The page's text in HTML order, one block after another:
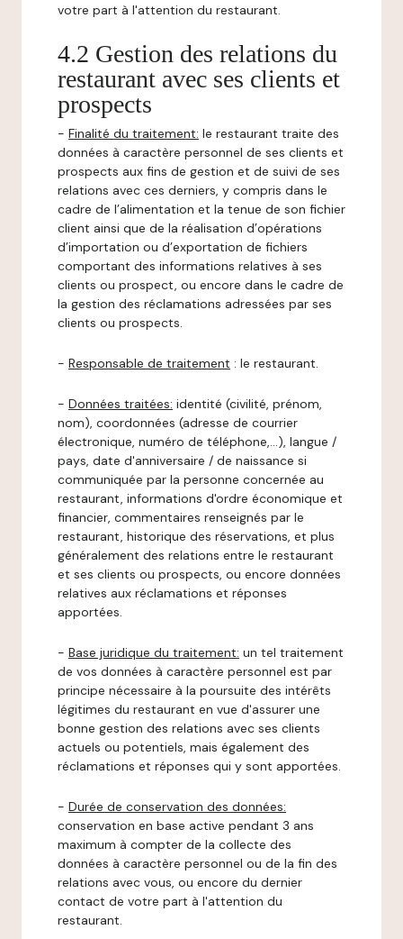
votre part à l'attention du restaurant.
4.2 Gestion des relations du
restaurant avec ses clients et
prospects
- Finalité du traitement: le restaurant traite des
données à caractère personnel de ses clients et
prospects aux fins de gestion et de suivi de ses
relations avec ces derniers, y compris dans le
cadre de l’alimentation et la tenue de son fichier
client ainsi que de la réalisation d’opérations
d’importation ou d’exportation de fichiers
comportant des informations relatives à ses
clients ou prospect, ou encore dans le cadre de
la gestion des réclamations adressées par ses
clients ou prospects.
- Responsable de traitement : le restaurant.
- Données traitées: identité (civilité, prénom,
nom), coordonnées (adresse de courrier
électronique, numéro de téléphone,…), langue /
pays, date d'anniversaire / de naissance si
communiquée par la personne concernée au
restaurant, informations d'ordre économique et
financier, commentaires renseignés par le
restaurant, historique des réservations, et plus
généralement des relations entre le restaurant
et ses clients ou prospects, ou encore données
relatives aux réclamations et réponses
apportées.
- Base juridique du traitement: un tel traitement
de vos données à caractère personnel est par
principe nécessaire à la poursuite des intérêts
légitimes du restaurant en vue d'assurer une
bonne gestion des relations avec ses clients
actuels ou potentiels, mais également des
réclamations et réponses qui y sont apportées.
- Durée de conservation des données:
conservation en base active pendant 3 ans
maximum à compter de la collecte des
données à caractère personnel ou de la fin des
relations avec vous, ou encore du dernier
contact de votre part à l'attention du
restaurant.